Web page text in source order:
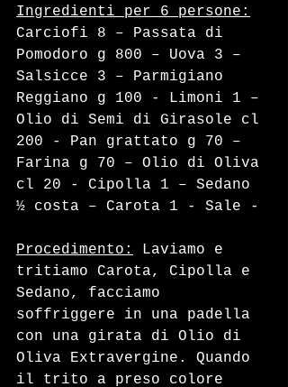
Ingredienti per 6 persone:
Carciofi 8 – Passata di
Pomodoro g 800 – Uova 3 –
Salsicce 3 – Parmigiano
Reggiano g 100 - Limoni 1 –
Olio di Semi di Girasole cl
200 - Pan grattato g 70 –
Farina g 70 – Olio di Oliva
cl 20 - Cipolla 1 – Sedano
½ costa – Carota 1 - Sale -
Procedimento:
Laviamo e
tritiamo Carota, Cipolla e
Sedano, facciamo
soffriggere in una padella
con una girata di Olio di
Oliva Extravergine. Quando
il trito a preso colore